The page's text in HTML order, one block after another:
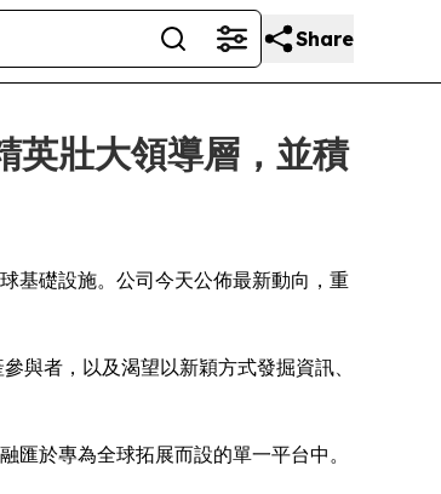
Share
英壯大領導層，並積
基礎設施。公司今天公佈最新動向，重
與者，以及渴望以新穎方式發掘資訊、
於專為全球拓展而設的單一平台中。